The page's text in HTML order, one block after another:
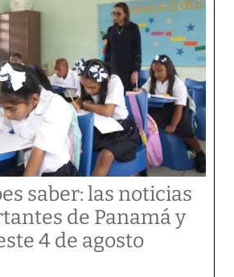
saber: las noticias
de Panamá y
4 de agosto